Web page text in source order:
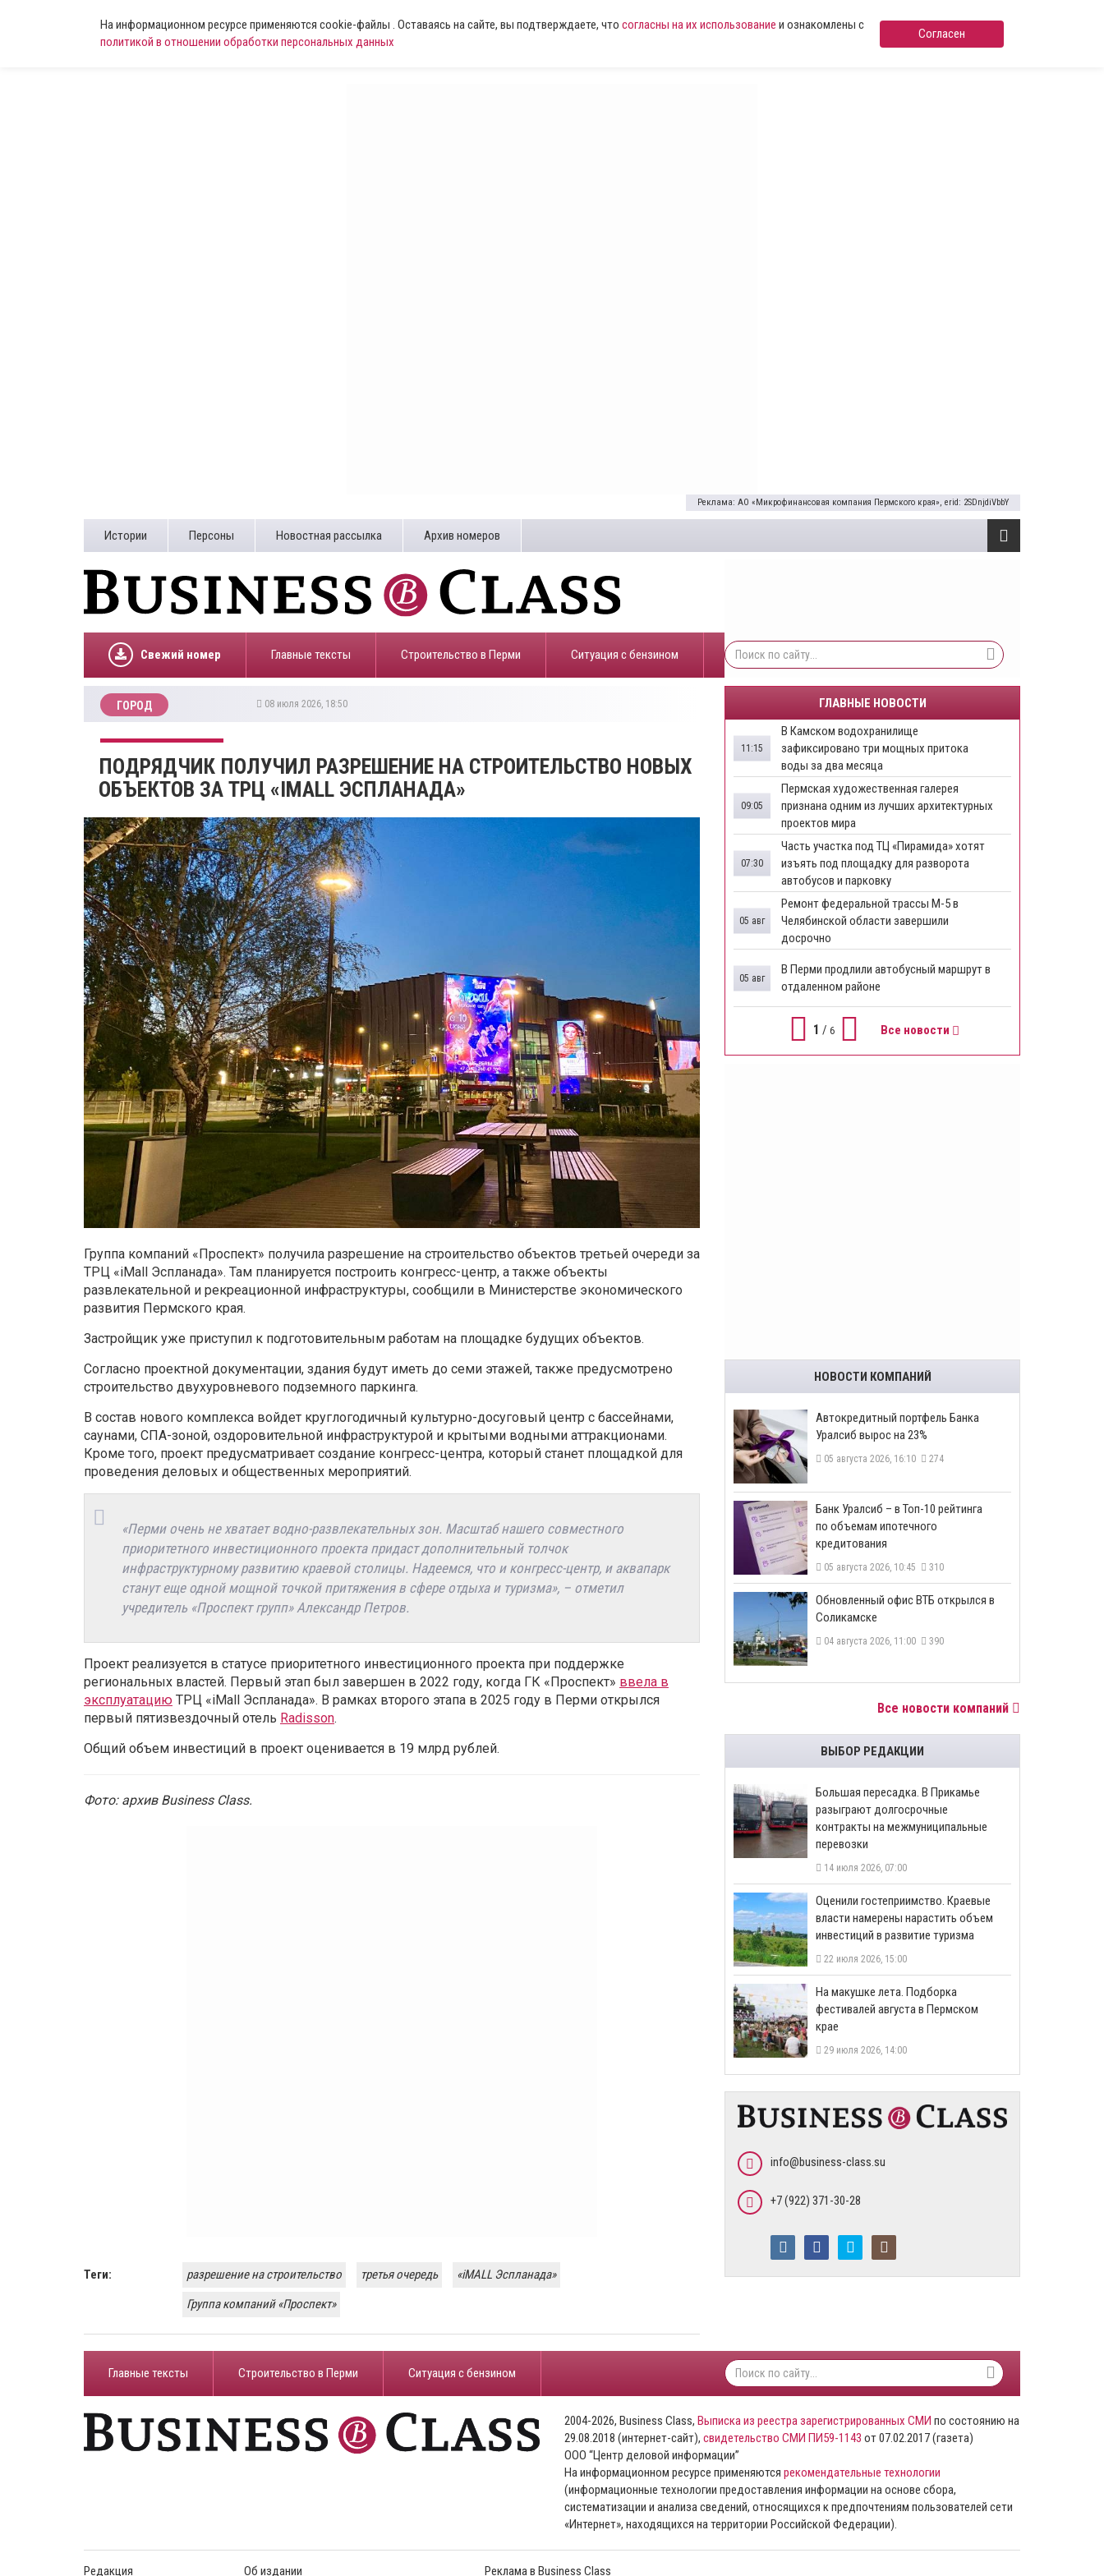
На информационном ресурсе применяются cookie-файлы . Оставаясь на сайте, вы подтверждаете, что согласны на их использование и ознакомлены с
политикой в отношении обработки персональных данных
Согласен
Реклама: АО «Микрофинансовая компания Пермского края», erid: 2SDnjdiVbbY
Истории Персоны Новостная рассылка Архив номеров
Свежий номер Главные тексты Строительство в Перми ​Ситуация с бензином
ГОРОД 08 июля 2026, 18:50
ПОДРЯДЧИК ПОЛУЧИЛ РАЗРЕШЕНИЕ НА СТРОИТЕЛЬСТВО НОВЫХ
ОБЪЕКТОВ ЗА ТРЦ «IMALL ЭСПЛАНАДА»
Группа компаний «Проспект» получила разрешение на строительство объектов третьей очереди за
ТРЦ «iMall Эспланада». Там планируется построить конгресс-центр, а также объекты
развлекательной и рекреационной инфраструктуры, сообщили в Министерстве экономического
развития Пермского края.
Застройщик уже приступил к подготовительным работам на площадке будущих объектов.
Согласно проектной документации, здания будут иметь до семи этажей, также предусмотрено
строительство двухуровневого подземного паркинга.
В состав нового комплекса войдет круглогодичный культурно-досуговый центр с бассейнами,
саунами, СПА-зоной, оздоровительной инфраструктурой и крытыми водными аттракционами.
Кроме того, проект предусматривает создание конгресс-центра, который станет площадкой для
проведения деловых и общественных мероприятий.
«Перми очень не хватает водно-развлекательных зон. Масштаб нашего совместного
приоритетного инвестиционного проекта придаст дополнительный толчок
инфраструктурному развитию краевой столицы. Надеемся, что и конгресс-центр, и аквапарк
станут еще одной мощной точкой притяжения в сфере отдыха и туризма», – отметил
учредитель «Проспект групп» Александр Петров.
Проект реализуется в статусе приоритетного инвестиционного проекта при поддержке
региональных властей. Первый этап был завершен в 2022 году, когда ГК «Проспект» ввела в
эксплуатацию ТРЦ «iMall Эспланада». В рамках второго этапа в 2025 году в Перми открылся
первый пятизвездочный отель Radisson.
Общий объем инвестиций в проект оценивается в 19 млрд рублей.
Фото: архив Business Class.
Теги: разрешение на строительство третья очередь
«iMALL Эспланада»
Группа компаний «Проспект»
ГЛАВНЫЕ НОВОСТИ
В Камском водохранилище
зафиксировано три мощных притока
воды за два месяца
11:15
Пермская художественная галерея
признана одним из лучших архитектурных
проектов мира
09:05
Часть участка под ТЦ «Пирамида» хотят
изъять под площадку для разворота
автобусов и парковку
07:30
Ремонт федеральной трассы М-5 в
Челябинской области завершили
досрочно
05 авг
​В Перми продлили автобусный маршрут в
отдаленном районе
05 авг
1 / 6 Все новости
НОВОСТИ КОМПАНИЙ
​Автокредитный портфель Банка
Уралсиб вырос на 23%
05 августа 2026, 16:10 274
​Банк Уралсиб – в Топ-10 рейтинга
по объемам ипотечного
кредитования
05 августа 2026, 10:45 310
​Обновленный офис ВТБ открылся в
Соликамске
04 августа 2026, 11:00 390
Все новости компаний
ВЫБОР РЕДАКЦИИ
Большая пересадка. В Прикамье
разыграют долгосрочные
контракты на межмуниципальные
перевозки
14 июля 2026, 07:00
Оценили гостеприимство. Краевые
власти намерены нарастить объем
инвестиций в развитие туризма
22 июля 2026, 15:00
На макушке лета. Подборка
фестивалей августа в Пермском
крае
29 июля 2026, 14:00
info@business-class.su
+7 (922) 371-30-28
Главные тексты Строительство в Перми ​Ситуация с бензином
2004-2026, Business Class, Выписка из реестра зарегистрированных СМИ по состоянию на
29.08.2018 (интернет-сайт), свидетельство СМИ ПИ59-1143 от 07.02.2017 (газета)
ООО “Центр деловой информации”
На информационном ресурсе применяются рекомендательные технологии
(информационные технологии предоставления информации на основе сбора,
систематизации и анализа сведений, относящихся к предпочтениям пользователей сети
«Интернет», находящихся на территории Российской Федерации).
Редакция Об издании Реклама в Business Class